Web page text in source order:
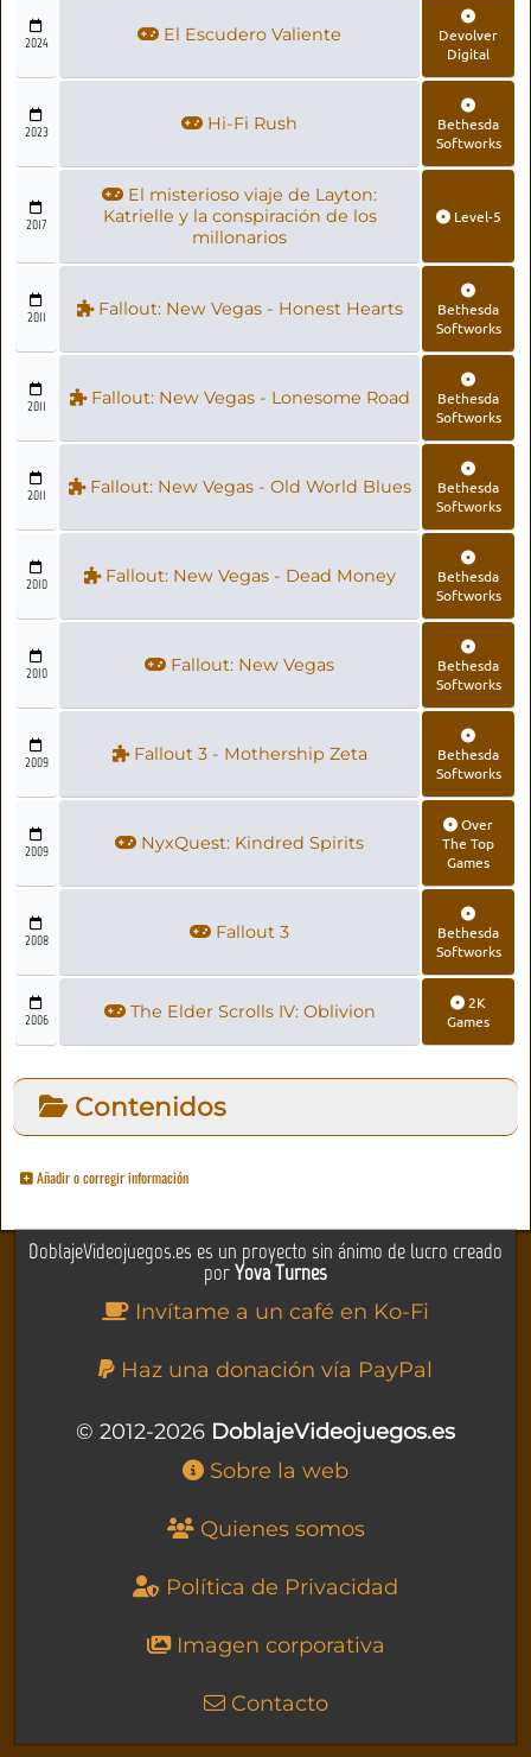
2024 El Escudero Valiente
Devolver
Digital
2023 Hi-Fi Rush
Bethesda
Softworks
2017
El misterioso viaje de Layton:
Katrielle y la conspiración de los
millonarios
Level-5
2011 Fallout: New Vegas - Honest Hearts
Bethesda
Softworks
2011 Fallout: New Vegas - Lonesome Road
Bethesda
Softworks
2011 Fallout: New Vegas - Old World Blues
Bethesda
Softworks
2010 Fallout: New Vegas - Dead Money
Bethesda
Softworks
2010 Fallout: New Vegas
Bethesda
Softworks
2009 Fallout 3 - Mothership Zeta
Bethesda
Softworks
2009 NyxQuest: Kindred Spirits
Over
The Top
Games
2008 Fallout 3
Bethesda
Softworks
2006 The Elder Scrolls IV: Oblivion
2K
Games
Contenidos
Añadir o corregir información
DoblajeVideojuegos.es es un proyecto sin ánimo de lucro creado
porYova Turnes
Invítame a un café en Ko-Fi
Haz una donación vía PayPal
© 2012-2026 DoblajeVideojuegos.es
Sobre la web
Quienes somos
Política de Privacidad
Imagen corporativa
Contacto